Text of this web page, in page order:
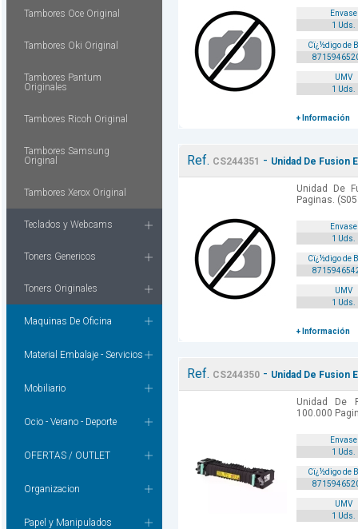
Tambores Oce Original
Tambores Oki Original
Tambores Pantum
Originales
Tambores Ricoh Original
Tambores Samsung
Original
Tambores Xerox Original
Teclados y Webcams
Toners Genericos
Toners Originales
Maquinas De Oficina
Material Embalaje - Servicios
Mobiliario
Ocio - Verano - Deporte
OFERTAS / OUTLET
Organizacion
Papel y Manipulados
Envase
1 Uds.
Cï¿½digo de
UMV
1 Uds.
+ Información
Ref. CS244351 - Unidad De Fusion
Unidad De
Paginas.
Envase
1 Uds.
Cï¿½digo de
UMV
1 Uds.
+ Información
Ref. CS244350- Unidad De Fusion
Unidad De
100.000
Envase
1 Uds.
Cï¿½digo de
UMV
1 Uds.